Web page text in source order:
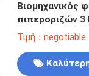
Βιομηχανικός
πιπεροριζών 3
Τιμή：negotiable